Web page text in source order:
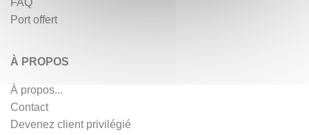
FAQ
Port offert
À PROPOS
À propos...
Contact
Devenez client privilégié